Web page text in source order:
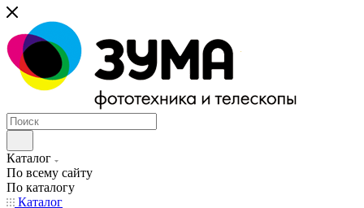
Каталог
По всему сайту
По каталогу
Каталог